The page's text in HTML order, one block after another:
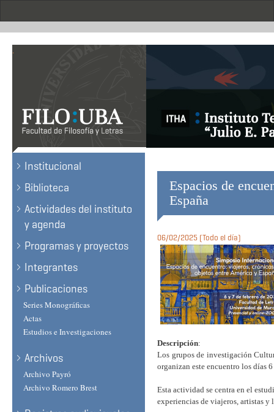
.
Institucional
Biblioteca
Actividades del instituto
y agenda
Programas y proyectos
Integrantes
Publicaciones
Series Monográficas
Actas
Estudios e Investigaciones
Archivos
Archivo Payró
Archivo Romero Brest
Espacios de
España
06/02/2025 (Todo el día)
Descripción:
Los grupos de investigación
organizan este encuentro los días
Esta actividad se centra en el
experiencias de viajeros, artistas y